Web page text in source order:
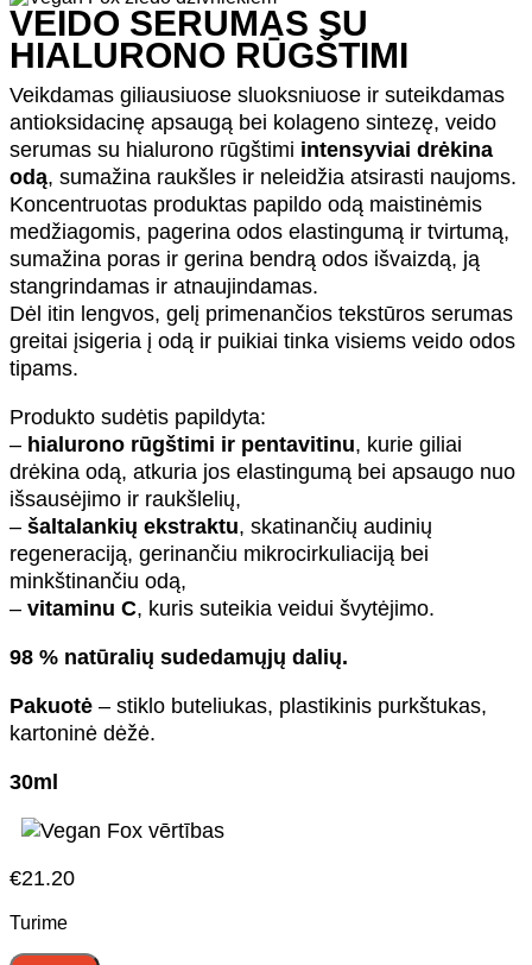
VEIDO SERUMAS SU
HIALURONO RŪGŠTIMI
Veikdamas giliausiuose sluoksniuose ir suteikdamas
antioksidacinę apsaugą bei kolageno sintezę, veido
serumas su hialurono rūgštimi intensyviai drėkina
odą, sumažina raukšles ir neleidžia atsirasti naujoms.
Koncentruotas produktas papildo odą maistinėmis
medžiagomis, pagerina odos elastingumą ir tvirtumą,
sumažina poras ir gerina bendrą odos išvaizdą, ją
stangrindamas ir atnaujindamas.
Dėl itin lengvos, gelį primenančios tekstūros serumas
greitai įsigeria į odą ir puikiai tinka visiems veido odos
tipams.
Produkto sudėtis papildyta:
– hialurono rūgštimi ir pentavitinu, kurie giliai
drėkina odą, atkuria jos elastingumą bei apsaugo nuo
išsausėjimo ir raukšlelių,
– šaltalankių ekstraktu, skatinančių audinių
regeneraciją, gerinančiu mikrocirkuliaciją bei
minkštinančiu odą,
– vitaminu C, kuris suteikia veidui švytėjimo.
98 % natūralių sudedamųjų dalių.
Pakuotė – stiklo buteliukas, plastikinis purkštukas,
kartoninė dėžė.
30ml
€21.20
Turime